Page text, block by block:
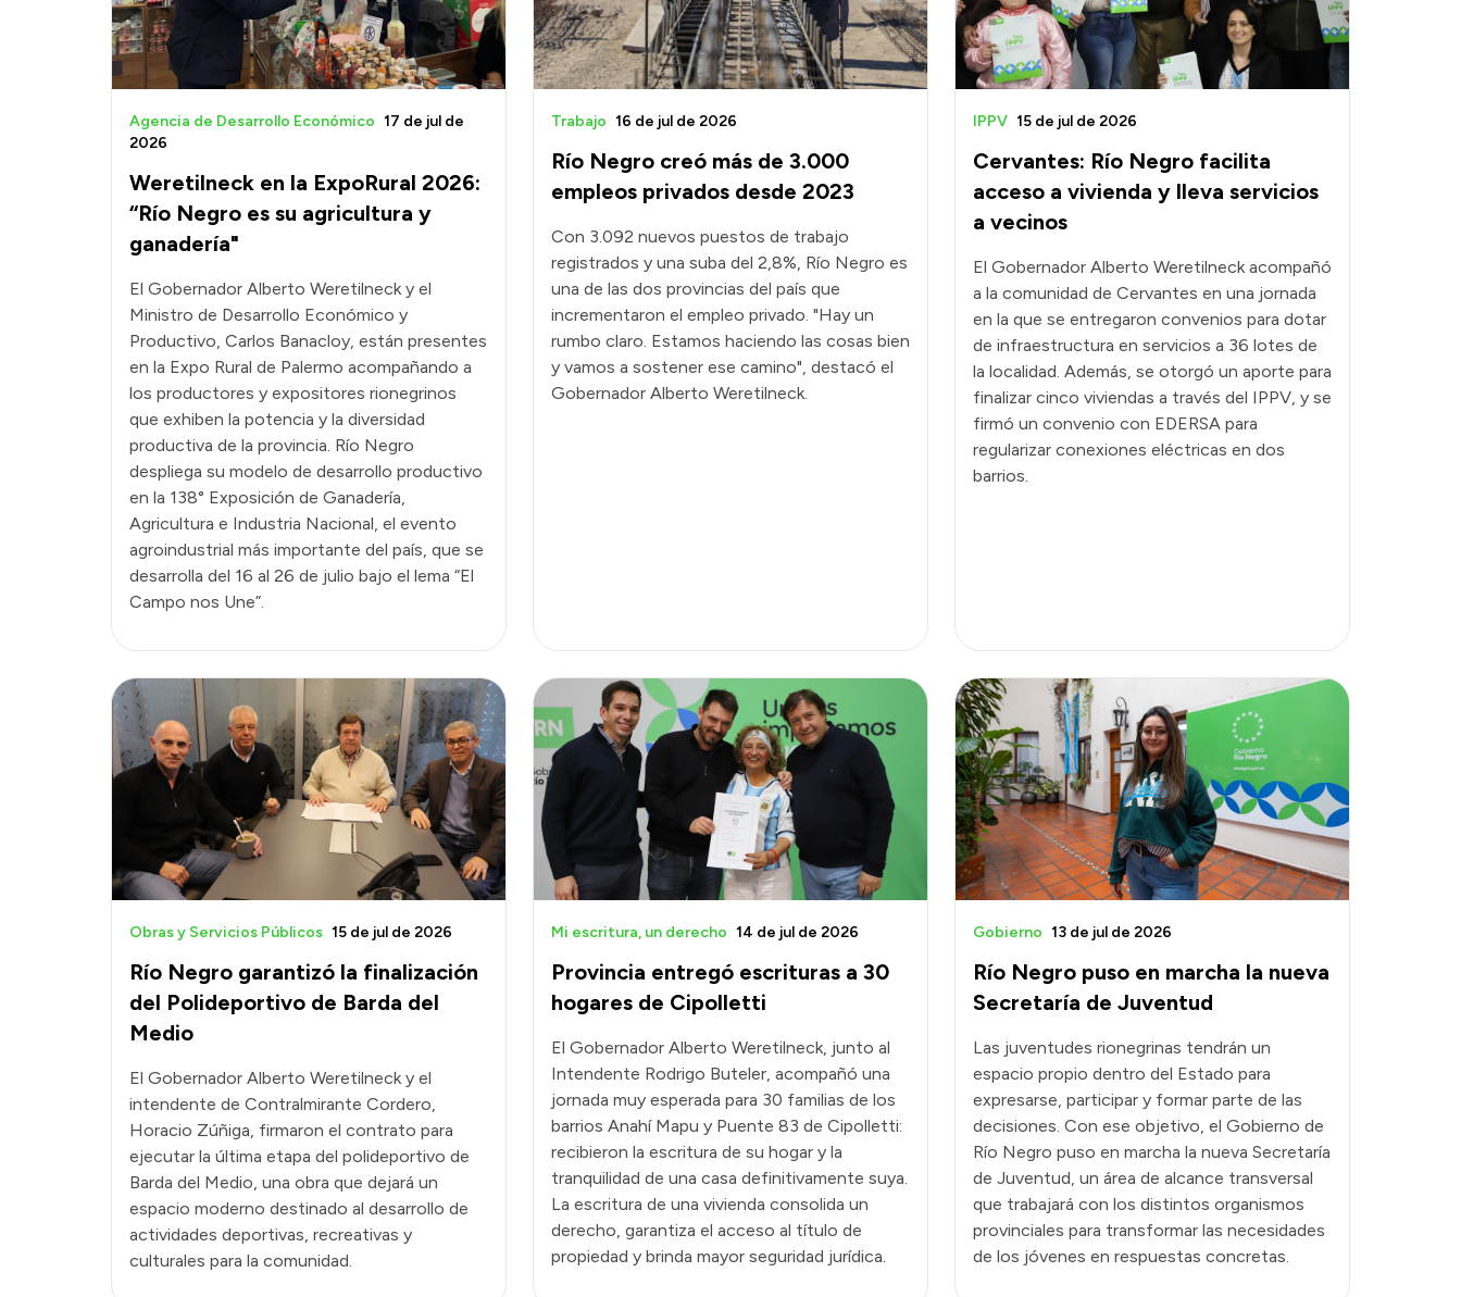
Weretilneck en la ExpoRural 2026:
“Río Negro es su agricultura y
ganadería"
Agencia de Desarrollo Económico 17 de jul de
2026
El Gobernador Alberto Weretilneck y el
Ministro de Desarrollo Económico y
Productivo, Carlos Banacloy, están presentes
en la Expo Rural de Palermo acompañando a
los productores y expositores rionegrinos
que exhiben la potencia y la diversidad
productiva de la provincia. Río Negro
despliega su modelo de desarrollo productivo
en la 138° Exposición de Ganadería,
Agricultura e Industria Nacional, el evento
agroindustrial más importante del país, que se
desarrolla del 16 al 26 de julio bajo el lema “El
Campo nos Une”.
Río Negro creó más de 3.000
empleos privados desde 2023
Trabajo 16 de jul de 2026
Con 3.092 nuevos puestos de trabajo
registrados y una suba del 2,8%, Río Negro es
una de las dos provincias del país que
incrementaron el empleo privado. "Hay un
rumbo claro. Estamos haciendo las cosas bien
y vamos a sostener ese camino", destacó el
Gobernador Alberto Weretilneck.
Cervantes: Río Negro facilita
acceso a vivienda y lleva servicios
a vecinos
IPPV 15 de jul de 2026
El Gobernador Alberto Weretilneck acompañó
a la comunidad de Cervantes en una jornada
en la que se entregaron convenios para dotar
de infraestructura en servicios a 36 lotes de
la localidad. Además, se otorgó un aporte para
finalizar cinco viviendas a través del IPPV, y se
firmó un convenio con EDERSA para
regularizar conexiones eléctricas en dos
barrios.
Río Negro garantizó la finalización
del Polideportivo de Barda del
Medio
Obras y Servicios Públicos 15 de jul de 2026
El Gobernador Alberto Weretilneck y el
intendente de Contralmirante Cordero,
Horacio Zúñiga, firmaron el contrato para
ejecutar la última etapa del polideportivo de
Barda del Medio, una obra que dejará un
espacio moderno destinado al desarrollo de
actividades deportivas, recreativas y
culturales para la comunidad.
Provincia entregó escrituras a 30
hogares de Cipolletti
Mi escritura, un derecho 14 de jul de 2026
El Gobernador Alberto Weretilneck, junto al
Intendente Rodrigo Buteler, acompañó una
jornada muy esperada para 30 familias de los
barrios Anahí Mapu y Puente 83 de Cipolletti:
recibieron la escritura de su hogar y la
tranquilidad de una casa definitivamente suya.
La escritura de una vivienda consolida un
derecho, garantiza el acceso al título de
propiedad y brinda mayor seguridad jurídica.
Río Negro puso en marcha la nueva
Secretaría de Juventud
Gobierno 13 de jul de 2026
Las juventudes rionegrinas tendrán un
espacio propio dentro del Estado para
expresarse, participar y formar parte de las
decisiones. Con ese objetivo, el Gobierno de
Río Negro puso en marcha la nueva Secretaría
de Juventud, un área de alcance transversal
que trabajará con los distintos organismos
provinciales para transformar las necesidades
de los jóvenes en respuestas concretas.